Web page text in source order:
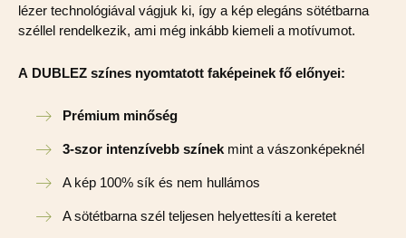
lézer technológiával vágjuk ki, így a kép elegáns sötétbarna
széllel rendelkezik, ami még inkább kiemeli a motívumot.
A DUBLEZ színes nyomtatott faképeinek fő előnyei:
Prémium minőség
3-szor intenzívebb színek mint a vászonképeknél
A kép 100% sík és nem hullámos
A sötétbarna szél teljesen helyettesíti a keretet